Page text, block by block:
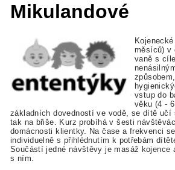
Mikulandové
měsíců) v
vaně s
vstup do
věku (4 -
základních dovedností ve vodě, se dítě učí
tak na břiše. Kurz probíhá v šesti
domácnosti klientky. Na čase a frekvenci
individuelně s přihlédnutím k potřebám
Součástí jedné návštěvy je masáž kojence
s ním.